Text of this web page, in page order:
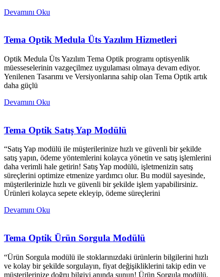
Devamını Oku
Tema Optik Medula Üts Yazılım Hizmetleri
Optik Medula Üts Yazılım Tema Optik programı optisyenlik
müesseselerinin vazgeçilmez uygulaması olmaya devam ediyor.
Yenilenen Tasarımı ve Versiyonlarına sahip olan Tema Optik artık
daha güçlü
Devamını Oku
Tema Optik Satış Yap Modülü
“Satış Yap modülü ile müşterilerinize hızlı ve güvenli bir şekilde
satış yapın, ödeme yöntemlerini kolayca yönetin ve satış işlemlerini
daha verimli hale getirin! Satış Yap modülü, işletmenizin satış
süreçlerini optimize etmenize yardımcı olur. Bu modül sayesinde,
müşterilerinizle hızlı ve güvenli bir şekilde işlem yapabilirsiniz.
Ürünleri kolayca sepete ekleyip, ödeme süreçlerini
Devamını Oku
Tema Optik Ürün Sorgula Modülü
“Ürün Sorgula modülü ile stoklarınızdaki ürünlerin bilgilerini hızlı
ve kolay bir şekilde sorgulayın, fiyat değişikliklerini takip edin ve
müşterilerinize doğru bilgiyi anında sunun! Ürün Sorgula modülü,